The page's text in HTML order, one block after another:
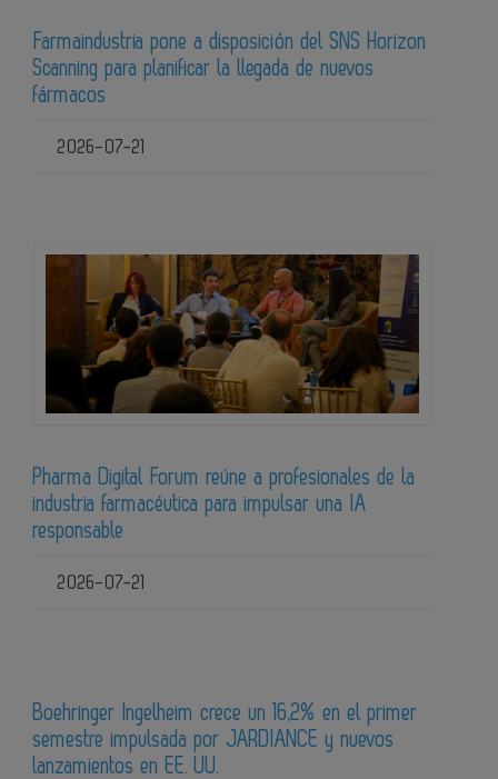
Farmaindustria pone a disposición del SNS Horizon
Scanning para planificar la llegada de nuevos
fármacos
2026-07-21
Pharma Digital Forum reúne a profesionales de la
industria farmacéutica para impulsar una IA
responsable
2026-07-21
Boehringer Ingelheim crece un 16,2% en el primer
semestre impulsada por JARDIANCE y nuevos
lanzamientos en EE. UU.